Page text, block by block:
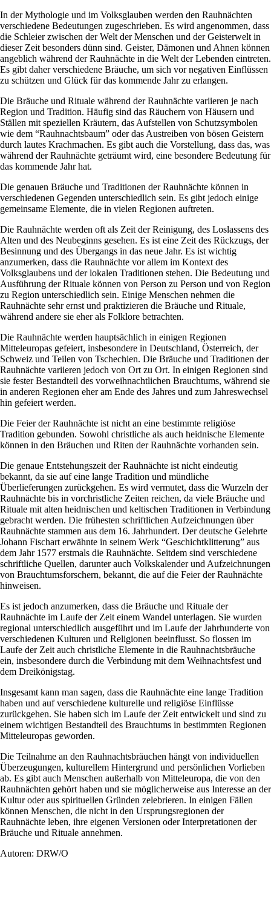
In der Mythologie und im Volksglauben werden den Rauhnächten
verschiedene Bedeutungen zugeschrieben. Es wird angenommen, dass
die Schleier zwischen der Welt der Menschen und der Geisterwelt in
dieser Zeit besonders dünn sind. Geister, Dämonen und Ahnen können
angeblich während der Rauhnächte in die Welt der Lebenden eintreten.
Es gibt daher verschiedene Bräuche, um sich vor negativen Einflüssen
zu schützen und Glück für das kommende Jahr zu erlangen.
Die Bräuche und Rituale während der Rauhnächte variieren je nach
Region und Tradition. Häufig sind das Räuchern von Häusern und
Ställen mit speziellen Kräutern, das Aufstellen von Schutzsymbolen
wie dem “Rauhnachtsbaum” oder das Austreiben von bösen Geistern
durch lautes Krachmachen. Es gibt auch die Vorstellung, dass das, was
während der Rauhnächte geträumt wird, eine besondere Bedeutung für
das kommende Jahr hat.
Die genauen Bräuche und Traditionen der Rauhnächte können in
verschiedenen Gegenden unterschiedlich sein. Es gibt jedoch einige
gemeinsame Elemente, die in vielen Regionen auftreten.
Die Rauhnächte werden oft als Zeit der Reinigung, des Loslassens des
Alten und des Neubeginns gesehen. Es ist eine Zeit des Rückzugs, der
Besinnung und des Übergangs in das neue Jahr. Es ist wichtig
anzumerken, dass die Rauhnächte vor allem im Kontext des
Volksglaubens und der lokalen Traditionen stehen. Die Bedeutung und
Ausführung der Rituale können von Person zu Person und von Region
zu Region unterschiedlich sein. Einige Menschen nehmen die
Rauhnächte sehr ernst und praktizieren die Bräuche und Rituale,
während andere sie eher als Folklore betrachten.
Die Rauhnächte werden hauptsächlich in einigen Regionen
Mitteleuropas gefeiert, insbesondere in Deutschland, Österreich, der
Schweiz und Teilen von Tschechien. Die Bräuche und Traditionen der
Rauhnächte variieren jedoch von Ort zu Ort. In einigen Regionen sind
sie fester Bestandteil des vorweihnachtlichen Brauchtums, während sie
in anderen Regionen eher am Ende des Jahres und zum Jahreswechsel
hin gefeiert werden.
Die Feier der Rauhnächte ist nicht an eine bestimmte religiöse
Tradition gebunden. Sowohl christliche als auch heidnische Elemente
können in den Bräuchen und Riten der Rauhnächte vorhanden sein.
Die genaue Entstehungszeit der Rauhnächte ist nicht eindeutig
bekannt, da sie auf eine lange Tradition und mündliche
Überlieferungen zurückgehen. Es wird vermutet, dass die Wurzeln der
Rauhnächte bis in vorchristliche Zeiten reichen, da viele Bräuche und
Rituale mit alten heidnischen und keltischen Traditionen in Verbindung
gebracht werden. Die frühesten schriftlichen Aufzeichnungen über
Rauhnächte stammen aus dem 16. Jahrhundert. Der deutsche Gelehrte
Johann Fischart erwähnte in seinem Werk “Geschichtklitterung” aus
dem Jahr 1577 erstmals die Rauhnächte. Seitdem sind verschiedene
schriftliche Quellen, darunter auch Volkskalender und Aufzeichnungen
von Brauchtumsforschern, bekannt, die auf die Feier der Rauhnächte
hinweisen.
Es ist jedoch anzumerken, dass die Bräuche und Rituale der
Rauhnächte im Laufe der Zeit einem Wandel unterlagen. Sie wurden
regional unterschiedlich ausgeführt und im Laufe der Jahrhunderte von
verschiedenen Kulturen und Religionen beeinflusst. So flossen im
Laufe der Zeit auch christliche Elemente in die Rauhnachtsbräuche
ein, insbesondere durch die Verbindung mit dem Weihnachtsfest und
dem Dreikönigstag.
Insgesamt kann man sagen, dass die Rauhnächte eine lange Tradition
haben und auf verschiedene kulturelle und religiöse Einflüsse
zurückgehen. Sie haben sich im Laufe der Zeit entwickelt und sind zu
einem wichtigen Bestandteil des Brauchtums in bestimmten Regionen
Mitteleuropas geworden.
Die Teilnahme an den Rauhnachtsbräuchen hängt von individuellen
Überzeugungen, kulturellem Hintergrund und persönlichen Vorlieben
ab. Es gibt auch Menschen außerhalb von Mitteleuropa, die von den
Rauhnächten gehört haben und sie möglicherweise aus Interesse an der
Kultur oder aus spirituellen Gründen zelebrieren. In einigen Fällen
können Menschen, die nicht in den Ursprungsregionen der
Rauhnächte leben, ihre eigenen Versionen oder Interpretationen der
Bräuche und Rituale annehmen.
Autoren: DRW/O